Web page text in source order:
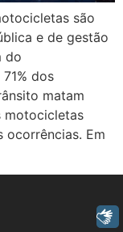
são
e de gestão
do
dos
matam
motocicletas
ocorrências. Em